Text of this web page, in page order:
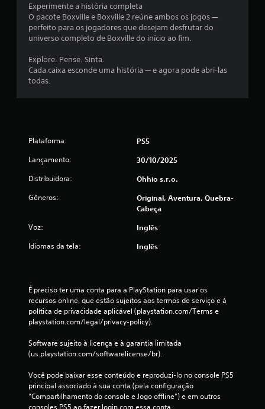
i
õ
Experimente a história completa
O pacote Boxville e Boxville 2 reúne ambos os jogos —
perfeito para os jogadores que desejam desfrutar do
universo completo de Boxville do início ao fim.
Explore. Pense. Sinta.
Cada caixa esconde uma história — e agora pode abri-las
todas.
Plataforma: PS5
Lançamento: 30/10/2025
Distribuidora: Ohhio s.r.o.
Gêneros:
Original, Aventura, Quebra-
Cabeça
Voz: Inglês
Idiomas da tela: Inglês
É preciso ter uma conta para a PlayStation para usar os
recursos online, que estão sujeitos aos termos de serviço e à
política de privacidade aplicável (playstation.com/Terms e
playstation.com/legal/privacy-policy).
Software sujeito à licença e à garantia limitada
(us.playstation.com/softwarelicense/br).
Você pode baixar esse conteúdo e reproduzi-lo no console PS5
principal associado à sua conta (pela configuração
“Compartilhamento do console e Jogo offline”) e em outros
consoles PS5 ao fazer login com essa conta.